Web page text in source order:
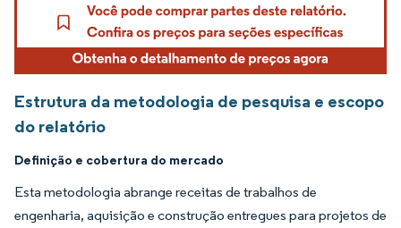
Estrutura da metodologia de pesquisa e escopo
do relatório
Definição e cobertura do mercado
Esta metodologia abrange receitas de trabalhos de
engenharia, aquisição e construção entregues para projetos de